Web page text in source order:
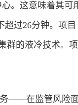
。这意味着其可
过26分钟。项目
群的液冷技术。项
务——在监管风险